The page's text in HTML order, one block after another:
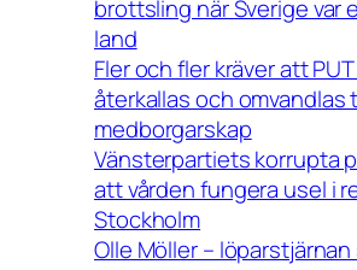
brottsling när Sverige var
land
Fler och fler kräver att
återkallas och omvandlas
medborgarskap
Vänsterpartiets korrupta
att vården fungera usel i
Stockholm
Olle Möller –